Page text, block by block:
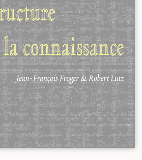
Autoriser